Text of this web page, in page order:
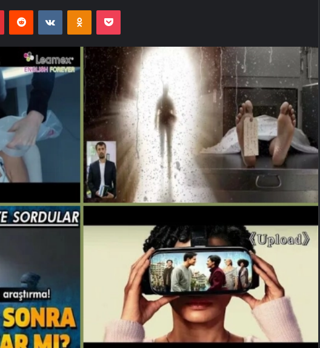
PinterestReddit VKontakteOdnoklassniki
Pocket